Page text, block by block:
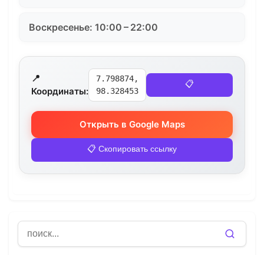
Воскресенье: 10:00 – 22:00
📍
Координаты:
7.798874,
98.328453
📋
Открыть в Google Maps
📋 Скопировать ссылку